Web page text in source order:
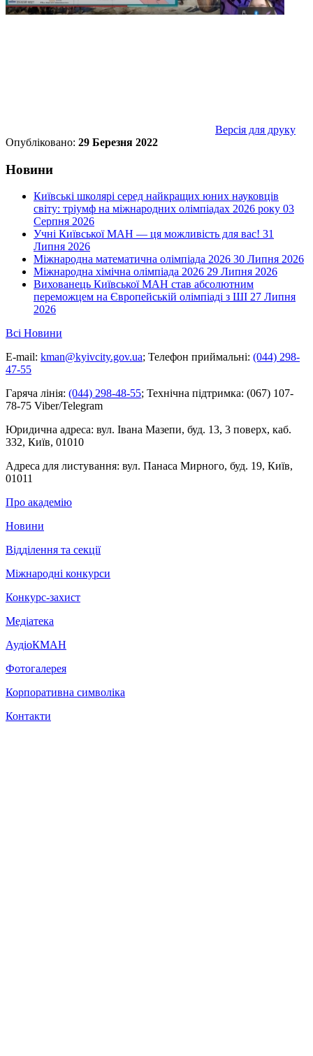
Версія для друку
Опубліковано: 29 Березня 2022
Новини
Київські школярі серед найкращих юних науковців
світу: тріумф на міжнародних олімпіадах 2026 року 03
Серпня 2026
Учні Київської МАН — ця можливість для вас! 31
Липня 2026
Міжнародна математична олімпіада 2026 30 Липня 2026
Міжнародна хімічна олімпіада 2026 29 Липня 2026
Вихованець Київської МАН став абсолютним
переможцем на Європейській олімпіаді з ШІ 27 Липня
2026
Всі Новини
E-mail: kman@kyivcity.gov.ua; Телефон приймальні: (044) 298-
47-55
Гаряча лінія: (044) 298-48-55; Технічна підтримка: (067) 107-
78-75 Viber/Telegram
Юридична адреса: вул. Івана Мазепи, буд. 13, 3 поверх, каб.
332, Київ, 01010
Адреса для листування: вул. Панаса Мирного, буд. 19, Київ,
01011
Про академію
Новини
Відділення та секції
Міжнародні конкурси
Конкурс-захист
Медіатека
АудіоКМАН
Фотогалерея
Корпоративна символіка
Контакти